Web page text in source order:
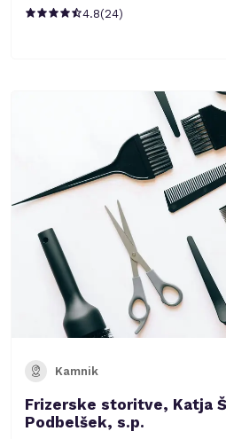
4.8(24)
Kamnik
Frizerske storitve, Katja
Podbelšek, s.p.